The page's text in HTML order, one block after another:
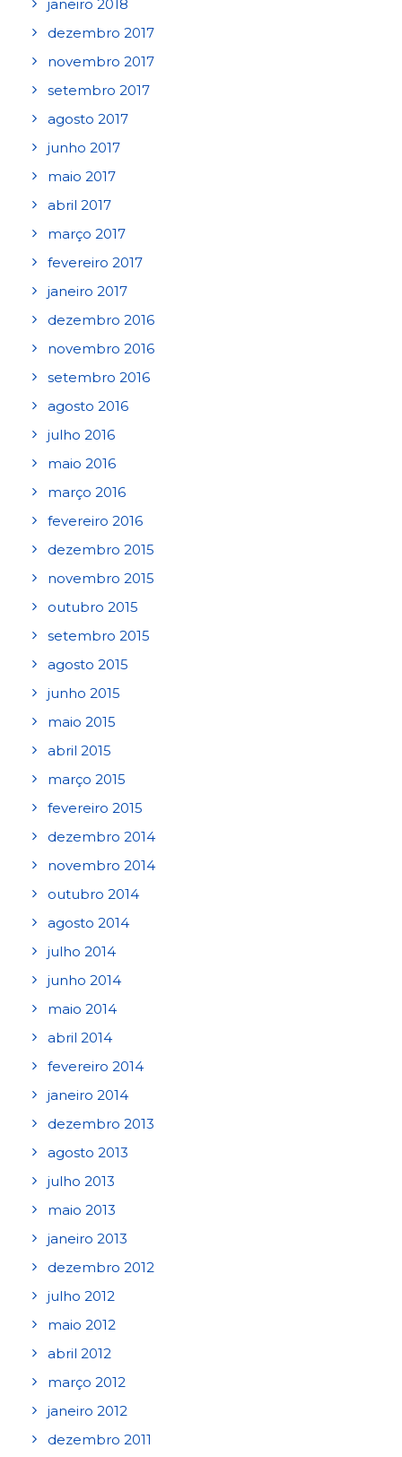
janeiro 2018
dezembro 2017
novembro 2017
setembro 2017
agosto 2017
junho 2017
maio 2017
abril 2017
março 2017
fevereiro 2017
janeiro 2017
dezembro 2016
novembro 2016
setembro 2016
agosto 2016
julho 2016
maio 2016
março 2016
fevereiro 2016
dezembro 2015
novembro 2015
outubro 2015
setembro 2015
agosto 2015
junho 2015
maio 2015
abril 2015
março 2015
fevereiro 2015
dezembro 2014
novembro 2014
outubro 2014
agosto 2014
julho 2014
junho 2014
maio 2014
abril 2014
fevereiro 2014
janeiro 2014
dezembro 2013
agosto 2013
julho 2013
maio 2013
janeiro 2013
dezembro 2012
julho 2012
maio 2012
abril 2012
março 2012
janeiro 2012
dezembro 2011